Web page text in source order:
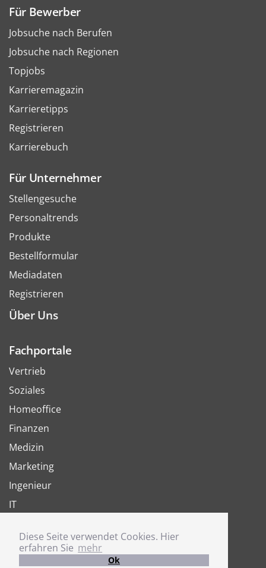
Diese Seite verwendet Cookies. Hier
erfahren Sie mehr
Ok
Für Bewerber
Jobsuche nach Berufen
Jobsuche nach Regionen
Topjobs
Karrieremagazin
Karrieretipps
Registrieren
Karrierebuch
Für Unternehmer
Stellengesuche
Personaltrends
Produkte
Bestellformular
Mediadaten
Registrieren
Über Uns
Fachportale
Vertrieb
Soziales
Homeoffice
Finanzen
Medizin
Marketing
Ingenieur
IT
Joboter